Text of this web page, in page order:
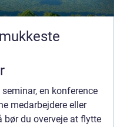
en konference
medarbejdere eller
bør du overveje at flytte